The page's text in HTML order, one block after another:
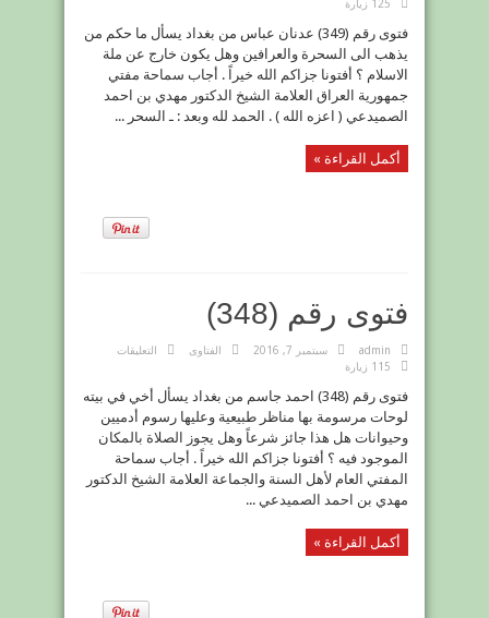
مغلقة
125 زيارة
فتوى رقم (349) عدنان عباس من بغداد يسأل ما حكم من
يذهب الى السحرة والعرافين وهل يكون خارج عن ملة
الاسلام ؟ أفتونا جزاكم الله خيراً . أجاب سماحة مفتي
جمهورية العراق العلامة الشيخ الدكتور مهدي بن احمد
الصميدعي ( اعزه الله ) . الحمد لله وبعد : ـ السحر ...
أكمل القراءة »
فتوى رقم (348)
admin سبتمبر 7, 2016 الفتاوى التعليقات
مغلقة
115 زيارة
فتوى رقم (348) احمد جاسم من بغداد يسأل أخي في بيته
لوحات مرسومة بها مناظر طبيعية وعليها رسوم أدميين
وحيوانات هل هذا جائز شرعاً وهل يجوز الصلاة بالمكان
الموجود فيه ؟ أفتونا جزاكم الله خيراً . أجاب سماحة
المفتي العام لأهل السنة والجماعة العلامة الشيخ الدكتور
مهدي بن احمد الصميدعي ...
أكمل القراءة »